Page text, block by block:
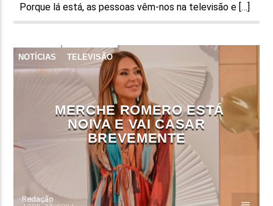
Porque lá está, as pessoas vêm-nos na televisão e […]
NOTÍCIAS TELEVISÃO
MERCHE ROMERO ESTÁ
NOIVA E VAI CASAR
BREVEMENTE
Redação